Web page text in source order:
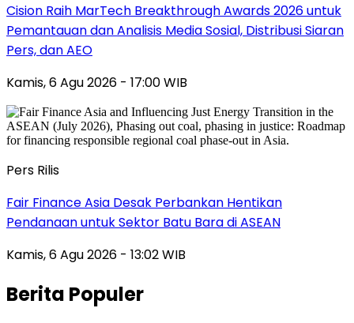
Cision Raih MarTech Breakthrough Awards 2026 untuk
Pemantauan dan Analisis Media Sosial, Distribusi Siaran
Pers, dan AEO
Kamis, 6 Agu 2026 - 17:00 WIB
Pers Rilis
Fair Finance Asia Desak Perbankan Hentikan
Pendanaan untuk Sektor Batu Bara di ASEAN
Kamis, 6 Agu 2026 - 13:02 WIB
Berita Populer